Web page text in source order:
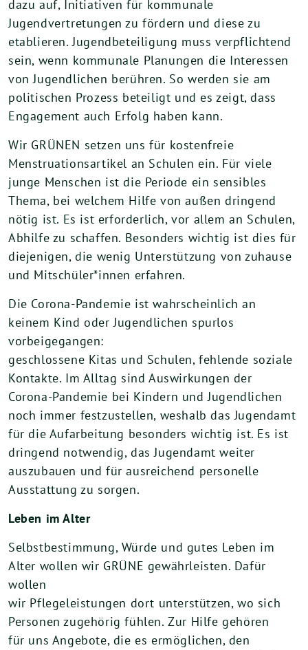
dazu auf, Initiativen für kommunale
Jugendvertretungen zu fördern und diese zu
etablieren. Jugendbeteiligung muss verpflichtend
sein, wenn kommunale Planungen die Interessen
von Jugendlichen berühren. So werden sie am
politischen Prozess beteiligt und es zeigt, dass
Engagement auch Erfolg haben kann.
Wir GRÜNEN setzen uns für kostenfreie
Menstruationsartikel an Schulen ein. Für viele
junge Menschen ist die Periode ein sensibles
Thema, bei welchem Hilfe von außen dringend
nötig ist. Es ist erforderlich, vor allem an Schulen,
Abhilfe zu schaffen. Besonders wichtig ist dies für
diejenigen, die wenig Unterstützung von zuhause
und Mitschüler*innen erfahren.
Die Corona-Pandemie ist wahrscheinlich an
keinem Kind oder Jugendlichen spurlos
vorbeigegangen:
geschlossene Kitas und Schulen, fehlende soziale
Kontakte. Im Alltag sind Auswirkungen der
Corona-Pandemie bei Kindern und Jugendlichen
noch immer festzustellen, weshalb das Jugendamt
für die Aufarbeitung besonders wichtig ist. Es ist
dringend notwendig, das Jugendamt weiter
auszubauen und für ausreichend personelle
Ausstattung zu sorgen.
Leben im Alter
Selbstbestimmung, Würde und gutes Leben im
Alter wollen wir GRÜNE gewährleisten. Dafür
wollen
wir Pflegeleistungen dort unterstützen, wo sich
Personen zugehörig fühlen. Zur Hilfe gehören
für uns Angebote, die es ermöglichen, den